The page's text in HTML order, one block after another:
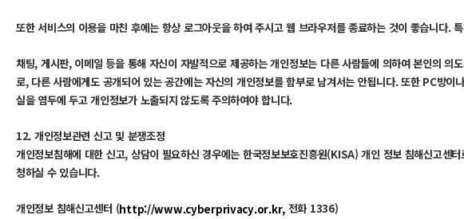
또한 서비스의 이용을 마친 후에는 항상 로그아웃을 하여 주시고 웹 브라우저를 종료하는 것이 좋습니다.
채팅, 게시판, 이메일 등을 통해 자신이 자발적으로 제공하는 개인정보는 다른 사람들에 의하여 본인의
로, 다른 사람에게도 공개되어 있는 공간에는 자신의 개인정보를 함부로 남겨서는 안됩니다. 또한 PC방
실을 염두에 두고 개인정보가 노출되지 않도록 주의하여야 합니다.
12. 개인정보관련 신고 및 분쟁조정
개인정보침해에 대한 신고, 상담이 필요하신 경우에는 한국정보보호진흥원(KISA) 개인 정보 침해신고센
청하실 수 있습니다.
개인정보 침해신고센터 (http://www.cyberprivacy.or.kr,전화 1336)